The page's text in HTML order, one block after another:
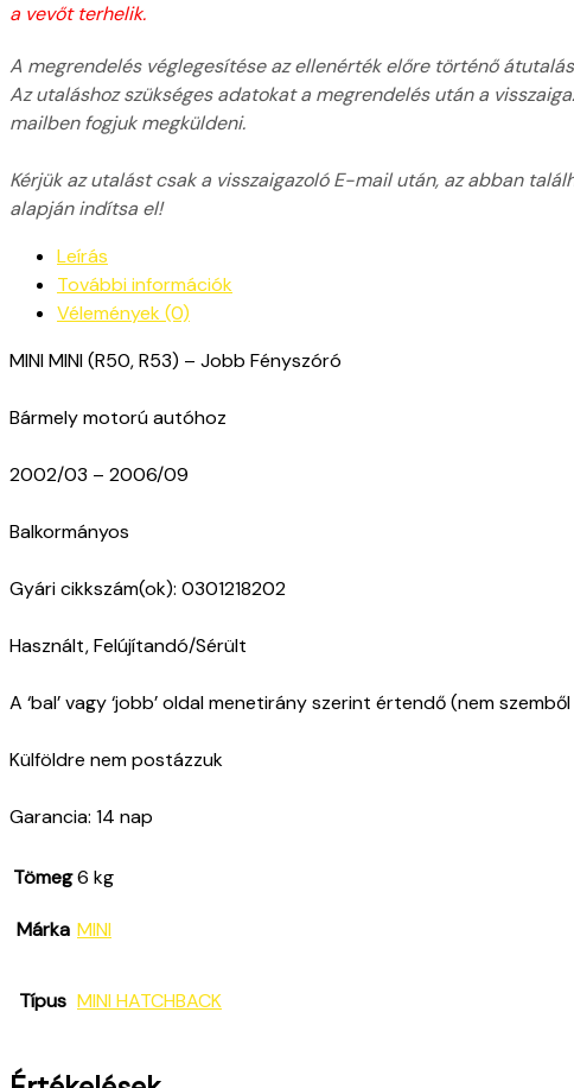
a vevőt terhelik.
A megrendelés véglegesítése az ellenérték előre történő
Az utaláshoz szükséges adatokat a megrendelés után a
mailben fogjuk megküldeni.
Kérjük az utalást csak a visszaigazoló E-mail után, az abban
alapján indítsa el!
Leírás
További információk
Vélemények (0)
MINI MINI (R50, R53) – Jobb Fényszóró
Bármely motorú autóhoz
2002/03 – 2006/09
Balkormányos
Gyári cikkszám(ok): 0301218202
Használt, Felújítandó/Sérült
A ‘bal’ vagy ‘jobb’ oldal menetirány szerint értendő (nem
Külföldre nem postázzuk
Garancia: 14 nap
Tömeg6 kg
Márka MINI
Típus MINI HATCHBACK